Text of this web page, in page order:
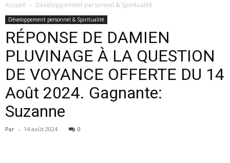
Accueil Développement personnel & Spiritualité
Développement personnel & Spiritualité
RÉPONSE DE DAMIEN
PLUVINAGE À LA QUESTION
DE VOYANCE OFFERTE DU 14
Août 2024. Gagnante:
Suzanne
Par - 14 août 2024 0